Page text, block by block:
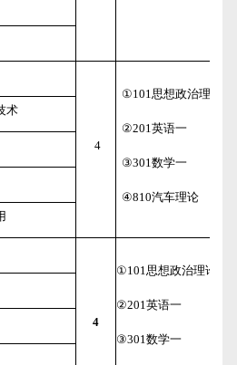
4
①101 思想政治理论
②201 英语一
③301 数学一
④810汽车理论
术
4
①101 思想政治理论
②201 英语一
③301 数学一